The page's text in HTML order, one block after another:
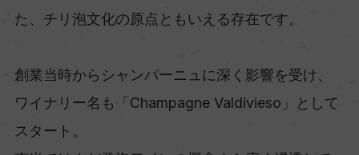
た、チリ泡文化の原点ともいえる存在です。
創業当時からシャンパーニュに深く影響を受け、
ワイナリー名も「Champagne Valdivieso」として
スタート。